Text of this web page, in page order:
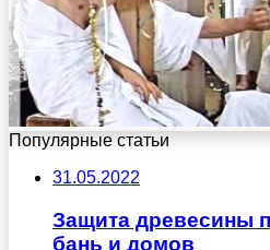
Популярные статьи
31.05.2022
Защита древесины
бань и домов